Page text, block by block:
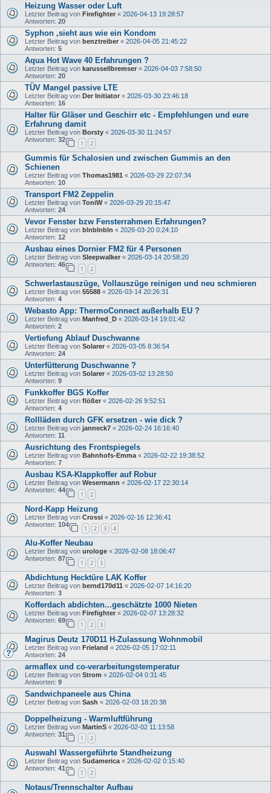
Heizung Wasser oder Luft
Letzter Beitrag von Firefighter « 2026-04-13 19:28:57
Antworten: 20
Syphon ,sieht aus wie ein Kondom
Letzter Beitrag von benztreiber « 2026-04-05 21:45:22
Antworten: 5
Aqua Hot Wave 40 Erfahrungen ?
Letzter Beitrag von karussellbremser « 2026-04-03 7:58:50
Antworten: 20
TÜV Mangel passive LTE
Letzter Beitrag von Der Initiator « 2026-03-30 23:46:18
Antworten: 16
Halter für Gläser und Geschirr etc - Empfehlungen und eure
Erfahrung damit
Letzter Beitrag von Borsty « 2026-03-30 11:24:57
Antworten: 32
1 2
Gummis für Schalosien und zwischen Gummis an den
Schienen
Letzter Beitrag von Thomas1981 « 2026-03-29 22:07:34
Antworten: 10
Transport FM2 Zeppelin
Letzter Beitrag von ToniW« 2026-03-29 20:15:47
Antworten: 24
Vevor Fenster bzw Fensterrahmen Erfahrungen?
Letzter Beitrag von blnblnbln « 2026-03-20 0:24:10
Antworten: 12
Ausbau eines Dornier FM2 für 4 Personen
Letzter Beitrag von Sleepwalker « 2026-03-14 20:58:20
Antworten: 46
1 2
Schwerlastauszüge, Vollauszüge reinigen und neu schmieren
Letzter Beitrag von 55588 « 2026-03-14 20:26:31
Antworten: 4
Webasto App: ThermoConnect außerhalb EU ?
Letzter Beitrag von Manfred_D « 2026-03-14 19:01:42
Antworten: 2
Vertiefung Ablauf Duschwanne
Letzter Beitrag von Solarer « 2026-03-05 8:36:54
Antworten: 24
Unterfütterung Duschwanne ?
Letzter Beitrag von Solarer « 2026-03-02 13:28:50
Antworten: 9
Funkkoffer BGS Koffer
Letzter Beitrag von flößer « 2026-02-26 9:52:51
Antworten: 4
Rollläden durch GFK ersetzen - wie dick ?
Letzter Beitrag von janneck7 « 2026-02-24 16:16:40
Antworten: 11
Ausrichtung des Frontspiegels
Letzter Beitrag von Bahnhofs-Emma « 2026-02-22 19:38:52
Antworten: 7
Ausbau KSA-Klappkoffer auf Robur
Letzter Beitrag von Wesermann « 2026-02-17 22:30:14
Antworten: 44
1 2
Nord-Kapp Heizung
Letzter Beitrag von Crossi « 2026-02-16 12:36:41
Antworten: 104
1 2 3 4
Alu-Koffer Neubau
Letzter Beitrag von urologe « 2026-02-08 18:06:47
Antworten: 87
1 2 3
Abdichtung Hecktüre LAK Koffer
Letzter Beitrag von bernd170d11 « 2026-02-07 14:16:20
Antworten: 3
Kofferdach abdichten...geschätzte 1000 Nieten
Letzter Beitrag von Firefighter « 2026-02-07 13:28:32
Antworten: 69
1 2 3
Magirus Deutz 170D11 H-Zulassung Wohnmobil
Letzter Beitrag von Frieland « 2026-02-05 17:02:11
Antworten: 24
armaflex und co-verarbeitungstemperatur
Letzter Beitrag von Strom « 2026-02-04 0:31:45
Antworten: 9
Sandwichpaneele aus China
Letzter Beitrag von Sash « 2026-02-03 18:20:38
Doppelheizung - Warmluftführung
Letzter Beitrag von MartinS « 2026-02-02 11:13:58
Antworten: 31
1 2
Auswahl Wassergeführte Standheizung
Letzter Beitrag von Sudamerica « 2026-02-02 0:15:40
Antworten: 41
1 2
Notaus/Trennschalter Aufbau